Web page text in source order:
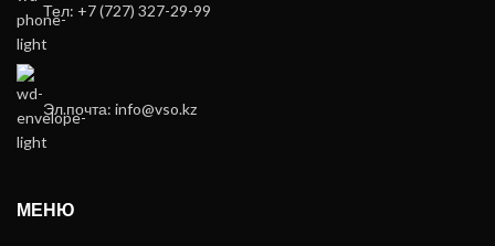
Тел: +7 (727) 327-29-99
Эл.почта: info@vso.kz
МЕНЮ